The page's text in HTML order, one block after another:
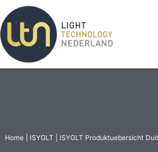
Home ISYGLT ISYGLT Produktuebersicht